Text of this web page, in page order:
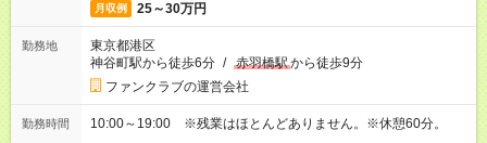
月収例 25～30万円
勤務地
東京都港区
神谷町駅から徒歩6分 / 赤羽橋駅から徒歩9分
ファンクラブの運営会社
勤務時間 10:00～19:00 ※残業はほとんどありません。※休憩60分。